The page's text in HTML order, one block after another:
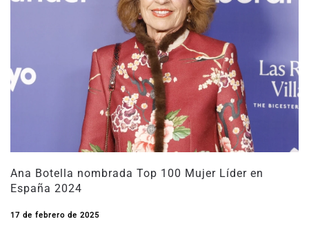
Ana Botella nombrada Top 100 Mujer Líder en
España 2024
17 de febrero de 2025